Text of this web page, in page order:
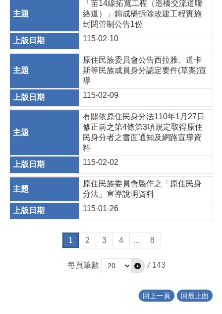
「苗14線拓寬工程（造橋交流道聯
絡道）」錦成橋拆除改建工程實施
封閉管制公告1份
115-02-10
原住民族委員會公告西拉雅、道卡
斯等民族成員身分認定要件(草案)宣
導
115-02-09
有關依原住民身分法110年1月27日
修正前之第4條第3項規定取得原住
民身分者之書面通知及網路宣導資
料
115-02-02
原住民族委員會製作之「原住民身
分法」宣導說明資料
115-01-26
1 2 3 4 ... 8
每頁筆數 / 143
回上一頁 回最上面